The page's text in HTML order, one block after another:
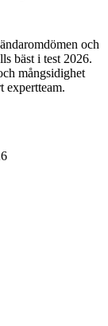
och
bäst i test 2026.
mångsidighet
expertteam.